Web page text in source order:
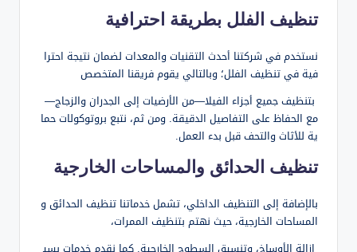
تنظيف الفلل بطريقة احترافية
نستخدم في شركتنا أحدث التقنيات والمعدات لضمان نتيجة احترا
فية في تنظيف الفلل؛ وبالتالي يقوم فريقنا المتخصص
بتنظيف جميع أجزاء الفيلا—من الأرضيات إلى الجدران والزجاج—
مع الحفاظ على التفاصيل الدقيقة. ومن ثم، نتبع بروتوكولات حما
ية للأثاث والتحف قبل بدء العمل.
تنظيف الحدائق والمساحات الخارجية
بالإضافة إلى التنظيف الداخلي، تشمل خدماتنا تنظيف الحدائق و
المساحات الخارجية، حيث نهتم بتنظيف الممرات،